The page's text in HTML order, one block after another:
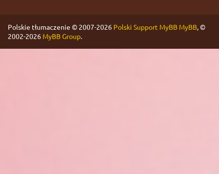
Polskie tłumaczenie © 2007-2026 Polski Support MyBB MyBB, ©
2002-2026 MyBB Group.